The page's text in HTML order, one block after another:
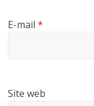
E-mail*
Site web